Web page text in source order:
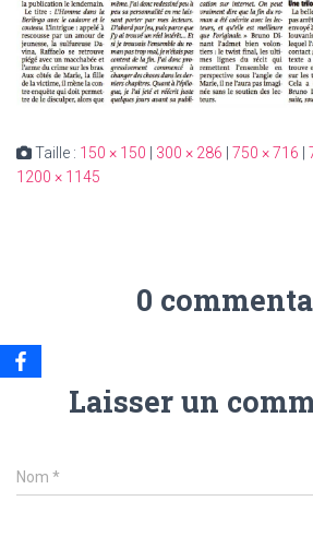
Taille : 150 × 150 300 × 286 750 × 716
1200 × 1145
0
Laisser un
Nom *